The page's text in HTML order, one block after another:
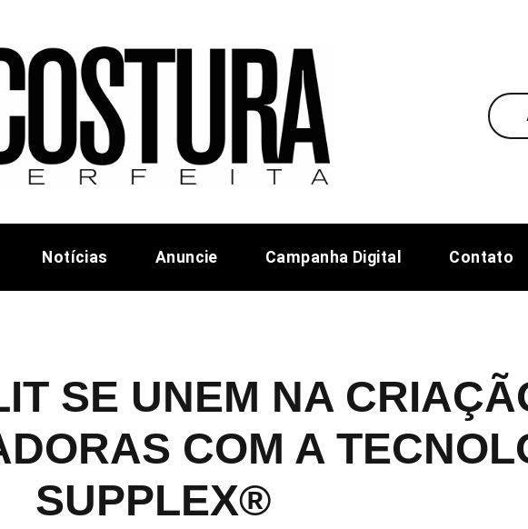
Notícias Anuncie Campanha Digital Contato
SE UNEM NA
COM A
SUPPLEX®